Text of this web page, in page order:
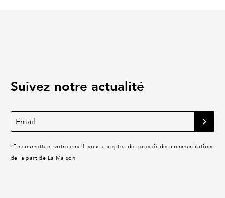
Suivez notre actualité
*En soumettant votre email, vous acceptez de recevoir des communications
de la part de La Maison